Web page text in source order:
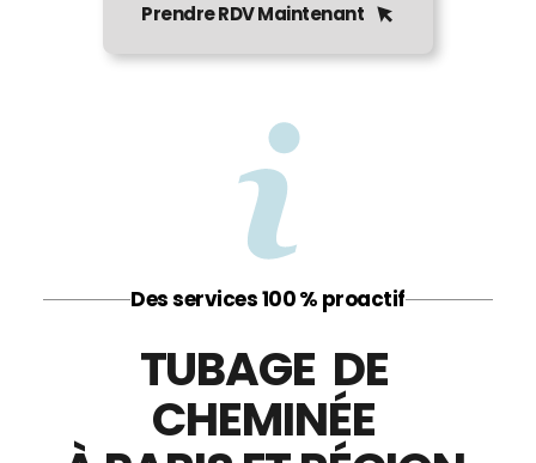
Prendre RDV Maintenant
Des services 100 % proactif
TUBAGE  DE
CHEMINÉE